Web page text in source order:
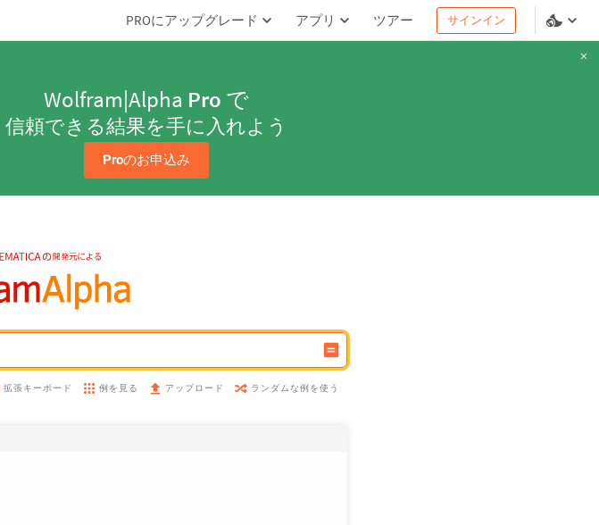
PROにアップグレード アプリ ツアー サインイン
Wolfram|Alpha Pro で
信頼できる結果を手に入れよう
Proのお申込み
拡張キーボード 例を見る アップロード ランダムな例を使う